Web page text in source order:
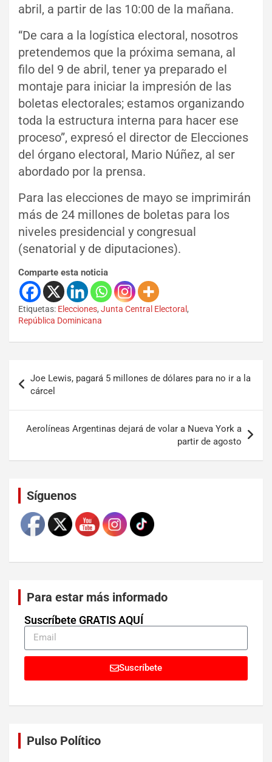
abril, a partir de las 10:00 de la mañana.
“De cara a la logística electoral, nosotros
pretendemos que la próxima semana, al
filo del 9 de abril, tener ya preparado el
montaje para iniciar la impresión de las
boletas electorales; estamos organizando
toda la estructura interna para hacer ese
proceso”, expresó el director de Elecciones
del órgano electoral, Mario Núñez, al ser
abordado por la prensa.
Para las elecciones de mayo se imprimirán
más de 24 millones de boletas para los
niveles presidencial y congresual
(senatorial y de diputaciones).
Comparte esta noticia
Etiquetas: Elecciones, Junta Central Electoral ,
República Dominicana
Joe Lewis, pagará 5 millones de dólares para no ir a la
cárcel
Aerolíneas Argentinas dejará de volar a Nueva York a
partir de agosto
Síguenos
Para estar más informado
Suscríbete GRATIS AQUÍ
Suscríbete
Pulso Político